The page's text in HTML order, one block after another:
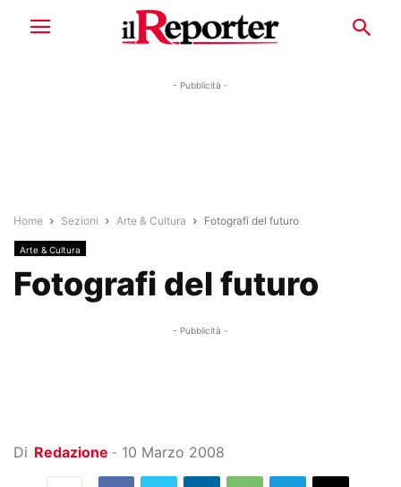
- Pubblicità -
Home Sezioni Arte & Cultura Fotografi del futuro
Arte & Cultura
Fotografi del futuro
- Pubblicità -
Di Redazione - 10 Marzo 2008